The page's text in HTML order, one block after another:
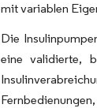
mit variablen
Die
eine validierte,